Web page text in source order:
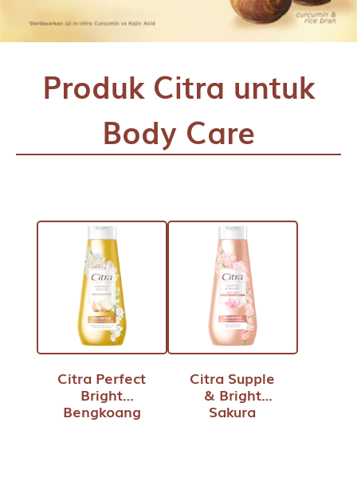
Produk Citra untuk
Body Care
Citra Perfect
Bright
Bengkoang
Citra Supple
& Bright
Sakura